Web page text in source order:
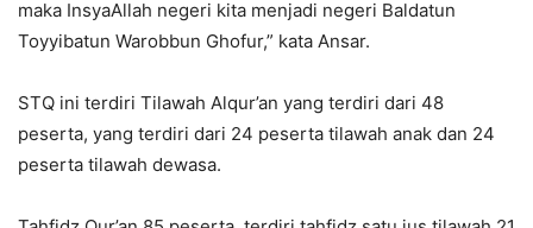
maka InsyaAllah negeri kita menjadi negeri Baldatun
Toyyibatun Warobbun Ghofur,” kata Ansar.
STQ ini terdiri Tilawah Alqur’an yang terdiri dari 48
peserta, yang terdiri dari 24 peserta tilawah anak dan 24
peserta tilawah dewasa.